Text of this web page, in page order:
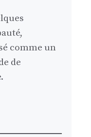
comme un
de